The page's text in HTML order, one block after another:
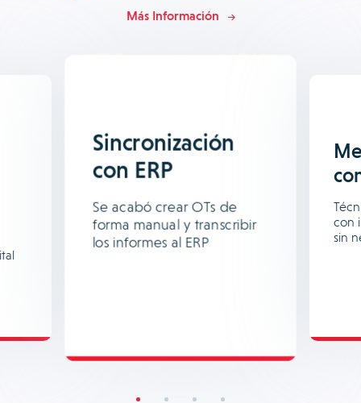
Más Información
Sincronización
con ERP
Se acabó crear OTs de
forma manual y transcribir
los informes al ERP
con
sin